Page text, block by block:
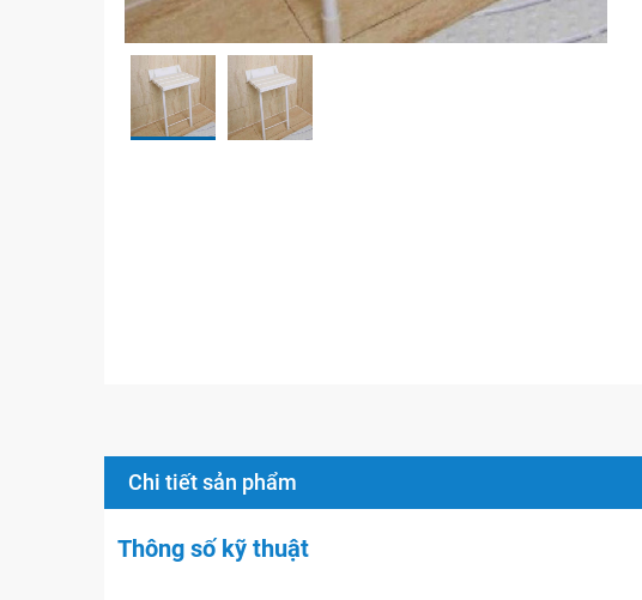
Chi tiết sản phẩm
Thông số kỹ thuật